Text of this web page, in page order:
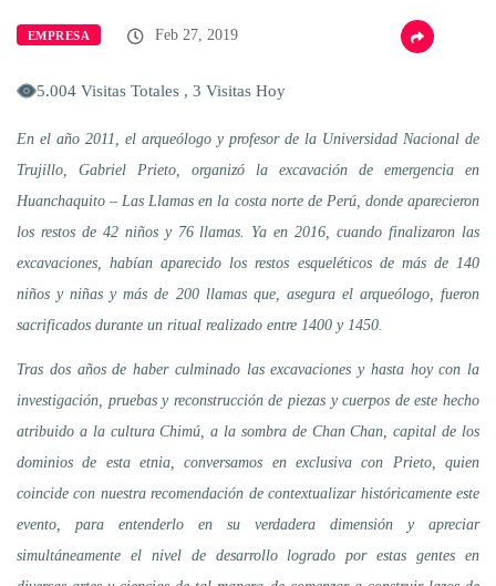
EMPRESA Feb 27, 2019
5.004 Visitas Totales , 3 Visitas Hoy
En el año 2011, el arqueólogo y profesor de la Universidad Nacional de
Trujillo, Gabriel Prieto, organizó la excavación de emergencia en
Huanchaquito – Las Llamas en la costa norte de Perú, donde aparecieron
los restos de 42 niños y 76 llamas. Ya en 2016, cuando finalizaron las
excavaciones, habían aparecido los restos esqueléticos de más de 140
niños y niñas y más de 200 llamas que, asegura el arqueólogo, fueron
sacrificados durante un ritual realizado entre 1400 y 1450.
Tras dos años de haber culminado las excavaciones y hasta hoy con la
investigación, pruebas y reconstrucción de piezas y cuerpos de este hecho
atribuido a la cultura Chimú, a la sombra de Chan Chan, capital de los
dominios de esta etnia, conversamos en exclusiva con Prieto, quien
coincide con nuestra recomendación de contextualizar históricamente este
evento, para entenderlo en su verdadera dimensión y apreciar
simultáneamente el nivel de desarrollo logrado por estas gentes en